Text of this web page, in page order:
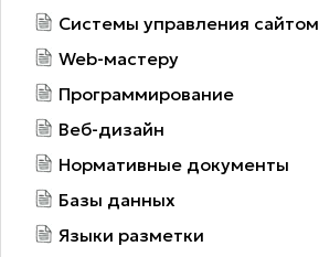
Системы управления сайтом
Web-мастеру
Программирование
Веб-дизайн
Нормативные документы
Базы данных
Языки разметки